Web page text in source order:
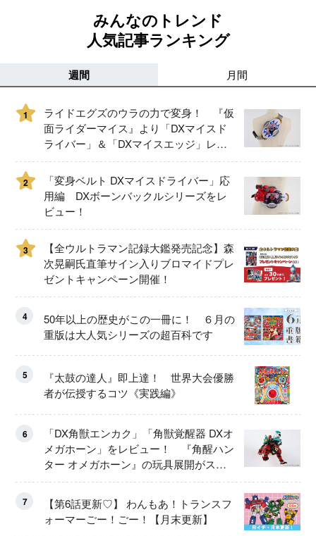
みんなのトレンド
人気記事ランキング
週間 月間
1
ライドエグズのウラの力で変身！ 『仮
面ライダーマイス』より「DXマイスド
ライバー」＆「DXマイスエッジ」レビ
ュー！
2
「変身ベルト DXマイスドライバー」応
用編 DXボーンバックルシリーズをレ
ビュー！
3
【全ウルトラマン記録大鑑発売記念】森
次晃嗣氏直筆サイン入りブロマイドプレ
ゼントキャンペーン開催！
4
50年以上の歴史がこの一冊に！ ６月の
重版は大人気シリーズの超百科です
5
『太鼓の達人』即上達！ 世界大会優勝
者が伝授するコツ《実践編》
6
「DX角獣エンカク」「角獣覚醒器 DXオ
メガホーン」をレビュー！ 『角醒ハン
ター オメガホーン』の玩具展開がスタ
ート！
7
【第6話更新♡】 わんもあ！トランスフ
ォーマーごー！ごー！【月末更新】